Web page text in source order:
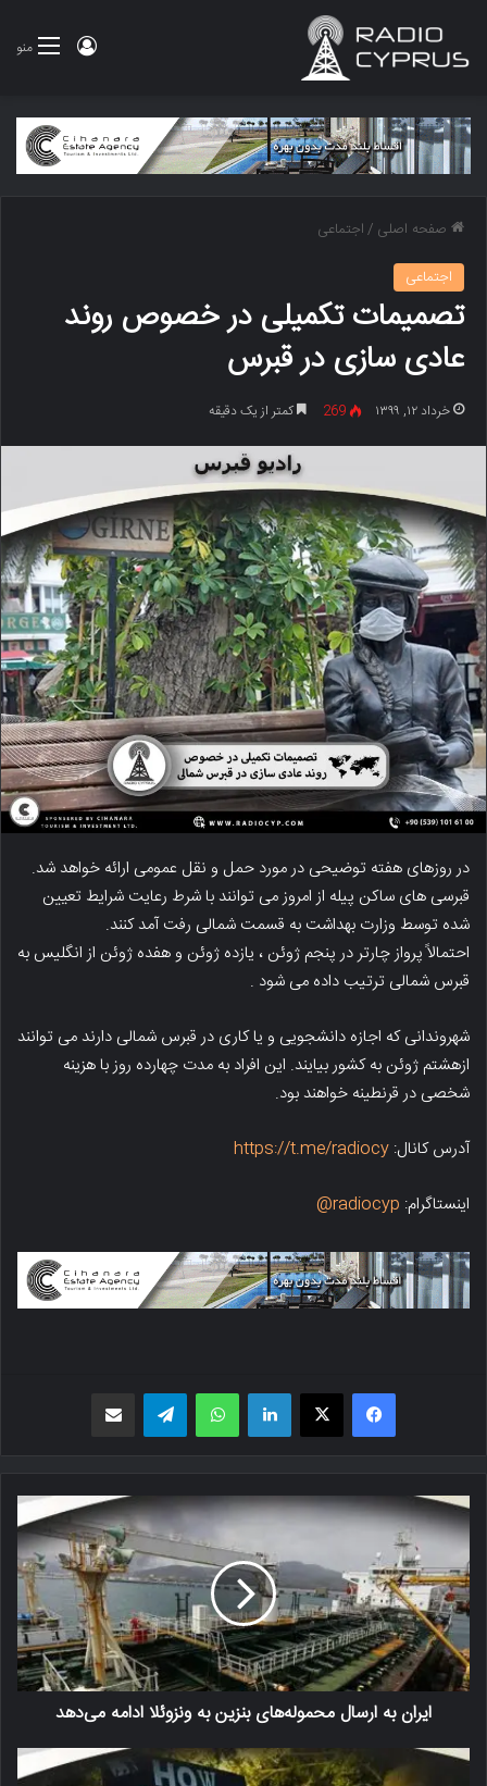
منو ورود
صفحه اصلی /اجتماعی
اجتماعی
تصمیمات تکمیلی در خصوص روند
عادی سازی در قبرس
خرداد ۱۲, ۱۳۹۹ 269 کمتر از یک دقیقه
در روزهای هفته توضیحی در مورد حمل و نقل عمومی ارائه خواهد شد.
قبرسی های ساکن پیله از امروز می توانند با شرط رعایت شرایط تعیین
شده توسط وزارت بهداشت به قسمت شمالی رفت آمد کنند.
احتمالاً پرواز چارتر در پنجم ژوئن ، یازده ژوئن و هفده ژوئن از انگلیس به
قبرس شمالی ترتیب داده می شود .
شهروندانی که اجازه دانشجویی و یا کاری در قبرس شمالی دارند می توانند
ازهشتم ژوئن به کشور بیایند. این افراد به مدت چهارده روز با هزینه
شخصی در قرنطینه خواهند بود.
آدرس کانال: https://t.me/radiocy
اینستاگرام: radiocyp@
فیسبوک X لینکدین واتس اپ تلگرام
ایران به ارسال محموله‌های بنزین به ونزوئلا ادامه می‌دهد